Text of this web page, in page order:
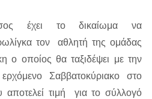
έχει το δικαίωμα να
τον αθλητή της ομάδας
ο οποίος θα ταξιδέψει με την
Σαββατοκύριακο στο
αποτελεί τιμή για το σύλλογό